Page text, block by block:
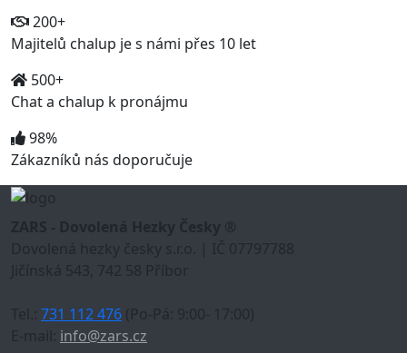
200+
Majitelů chalup je s námi přes 10 let
500+
Chat a chalup k pronájmu
98%
Zákazníků nás doporučuje
ZARS - Dovolená Hezky Česky ®
Dovolená hezky česky s.r.o. | IČ 07797788
Jičínská 543, 742 58 Příbor
Tel.: 731 112 476 (Po-Pá: 9:00- 17:00)
E-mail: info@zars.cz